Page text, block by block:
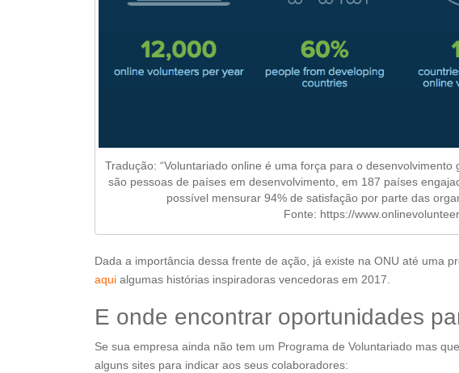
Tradução: “Voluntariado online é uma força para o
são pessoas de países em desenvolvimento, em 187 países
possível mensurar 94% de satisfação por parte das
Fonte: https://
Dada a importância dessa frente de ação, já existe na ONU até uma
aqui algumas histórias inspiradoras vencedoras em 2017.
E onde encontrar oportunidades
Se sua empresa ainda não tem um Programa de Voluntariado mas
alguns sites para indicar aos seus colaboradores: